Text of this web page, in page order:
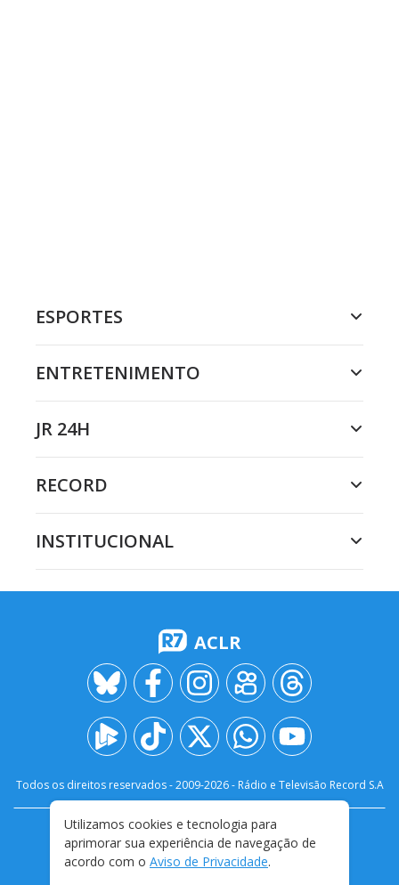
ESPORTES
ENTRETENIMENTO
JR 24H
RECORD
INSTITUCIONAL
ACLR
Todos os direitos reservados - 2009-2026- Rádio e Televisão Record S.A
FALE CONOSCO
PRIVACIDADE
TERMOS E CONDIÇÕES DE USO
Utilizamos cookies e tecnologia para
aprimorar sua experiência de navegação de
acordo com o Aviso de Privacidade.